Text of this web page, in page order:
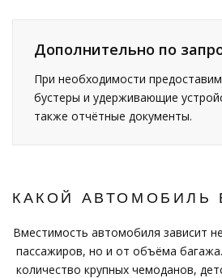
Дополнительно по
При необходимости
бустеры и удерживающие
также отчётные документы.
КАКОЙ АВТОМОБИЛЬ
Вместимость автомобиля зависит
пассажиров, но и от объёма
количество крупных чемоданов,